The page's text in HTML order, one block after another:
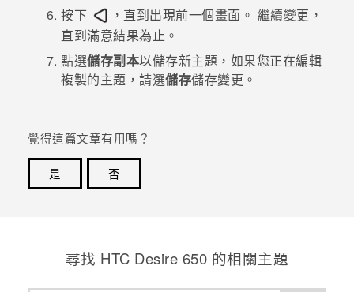
按下
，直到出現前一個畫面。 繼續變更，
直到滿意結果為止。
點選儲存副本以儲存新主題，如果您正在編輯
複製的主題，請選儲存儲存變更。
覺得這篇文章有用嗎？
是
否
尋找 HTC Desire 650 的相關主題